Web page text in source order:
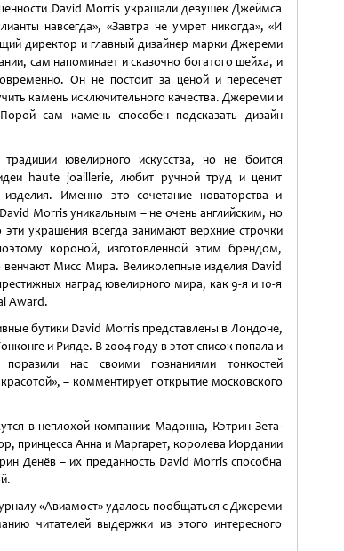
David Morris украшали девушек Джеймса
навсегда», «Завтра не умрет никогда», «И
директор и главный дизайнер марки Джереми
сам напоминает и сказочно богатого шейха, и
Он не постоит за ценой и пересечет
камень исключительного качества. Джереми и
сам камень способен подсказать дизайн
ювелирного искусства, но не боится
haute joaillerie, любит ручной труд и ценит
Именно это сочетание новаторства и
Morris уникальным – не очень английским, но
украшения всегда занимают верхние строчки
короной, изготовленной этим брендом,
венчают Мисс Мира. Великолепные изделия David
наград ювелирного мира, как 9-я и 10-я
Award.
бутики David Morris представлены в Лондоне,
и Рияде. В 2004 году в этот список попала и
поразили нас своими познаниями тонкостей
– комментирует открытие московского
в неплохой компании: Мадонна, Кэтрин Зета-
принцесса Анна и Маргарет, королева Иордании
Денёв – их преданность David Morris способна
«Авиамост» удалось пообщаться с Джереми
читателей выдержки из этого интересного